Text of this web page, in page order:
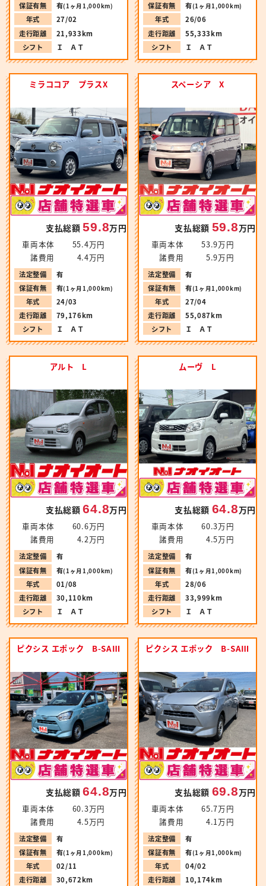
保証有無
有(1ヶ月1,000km)
年式
27/02
走行距離
21,933km
シフト
Ｉ ＡＴ
保証有無
有(1ヶ月1,000km)
年式
26/06
走行距離
55,333km
シフト
Ｉ ＡＴ
ミラココア プラスX
支払総額59.8万円
車両本体
55.4万円
諸費用
4.4万円
法定整備
有
保証有無
有(1ヶ月1,000km)
年式
24/03
走行距離
79,176km
シフト
Ｉ ＡＴ
スペーシア X
支払総額 59.8万円
車両本体
53.9万円
諸費用
5.9万円
法定整備
有
保証有無
有(1ヶ月1,000km)
年式
27/04
走行距離
55,087km
シフト
Ｉ ＡＴ
アルト L
支払総額64.8万円
車両本体
60.6万円
諸費用
4.2万円
法定整備
有
保証有無
有(1ヶ月1,000km)
年式
01/08
走行距離
30,110km
シフト
Ｉ ＡＴ
ムーヴ L
支払総額 64.8万円
車両本体
60.3万円
諸費用
4.5万円
法定整備
有
保証有無
有(1ヶ月1,000km)
年式
28/06
走行距離
33,999km
シフト
Ｉ ＡＴ
ピクシス エポック B-SAⅢ
支払総額64.8万円
車両本体
60.3万円
諸費用
4.5万円
法定整備
有
保証有無
有(1ヶ月1,000km)
年式
02/11
走行距離
30,672km
ピクシス エポック B-SAⅢ
支払総額 69.8万円
車両本体
65.7万円
諸費用
4.1万円
法定整備
有
保証有無
有(1ヶ月1,000km)
年式
04/02
走行距離
10,174km